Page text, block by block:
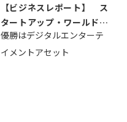
【ビジネスレポート】 ス
タートアップ・ワールドカ
ップ2024...
優勝はデジタルエンターテ
イメントアセット